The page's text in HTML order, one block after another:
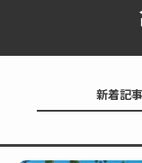
PHOTO
BLOG
新着記事